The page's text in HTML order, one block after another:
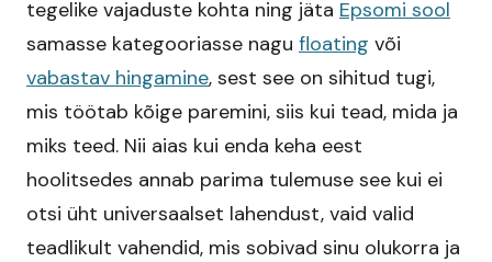
tegelike vajaduste kohta ning jäta Epsomi sool
samasse kategooriasse nagu floating või
vabastav hingamine, sest see on sihitud tugi,
mis töötab kõige paremini, siis kui tead, mida ja
miks teed. Nii aias kui enda keha eest
hoolitsedes annab parima tulemuse see kui ei
otsi üht universaalset lahendust, vaid valid
teadlikult vahendid, mis sobivad sinu olukorra ja